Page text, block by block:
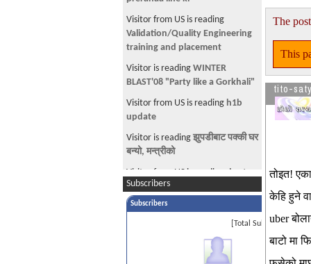
Visitor from US is reading
Validation/Quality Engineering
training and placement
Visitor is reading WINTER
BLAST'08 "Party like a Gorkhali"
Visitor from US is reading h1b
update
Visitor is reading झुपडीबाट पक्की घर
बन्यो, मन्त्रीको
Visitor from US is reading
dont
worry be happy
Visitor from US is reading
has idea when Coinbase's IPO is
Is this a
Subscribers
Subscribers
[Total Subscribers 1]
The
This
tito-
तोइत!
केहि हुने
uber
बाटो मा